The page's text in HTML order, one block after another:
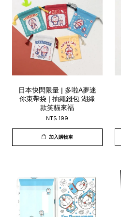
日本快閃限量 | 多啦A夢迷
你束帶袋 | 抽繩錢包 湖綠
款笑貓來福
NT$ 199
加入購物車